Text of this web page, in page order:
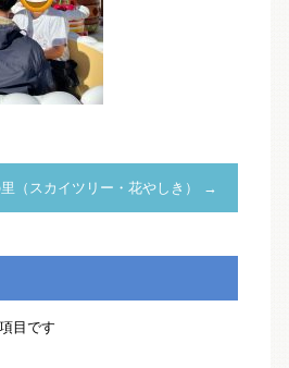
（スカイツリー・花やしき） →
目です